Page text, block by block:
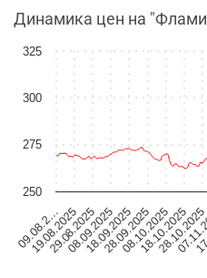
Динамика цен на
09.08.2…
19.08.2025
29.08.2025
08.09.2025
18.09.2025
28.09.2025
08.10.2025
18.10.2025
28.10.2025
300
250
275
325